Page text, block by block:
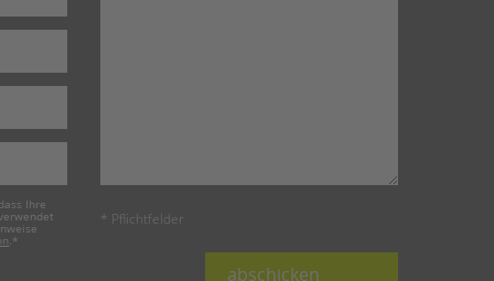
Ihre
. *
* Pflichtfelder
abschicken